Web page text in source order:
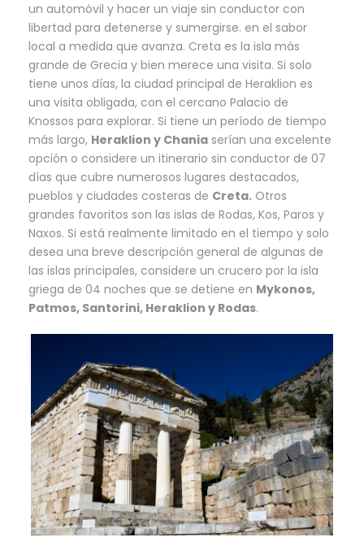
un automóvil y hacer un viaje sin conductor con
libertad para detenerse y sumergirse. en el sabor
local a medida que avanza. Creta es la isla más
grande de Grecia y bien merece una visita. Si solo
tiene unos días, la ciudad principal de Heraklion es
una visita obligada, con el cercano Palacio de
Knossos para explorar. Si tiene un período de tiempo
más largo, Heraklion y Chania serían una excelente
opción o considere un itinerario sin conductor de 07
días que cubre numerosos lugares destacados,
pueblos y ciudades costeras de Creta. Otros
grandes favoritos son las islas de Rodas, Kos, Paros y
Naxos. Si está realmente limitado en el tiempo y solo
desea una breve descripción general de algunas de
las islas principales, considere un crucero por la isla
griega de 04 noches que se detiene en Mykonos,
Patmos, Santorini, Heraklion y Rodas.